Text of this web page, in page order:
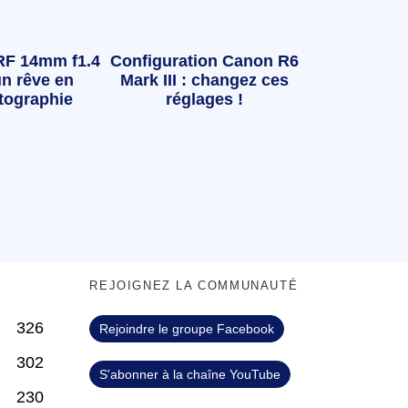
14mm f1.4
rêve en
Configuration Canon R6
Mark III : changez ces
réglages !
326
302
230
REJOIGNEZ LA COMMUNAUTÉ
Rejoindre le groupe Facebook
S'abonner à la chaîne YouTube